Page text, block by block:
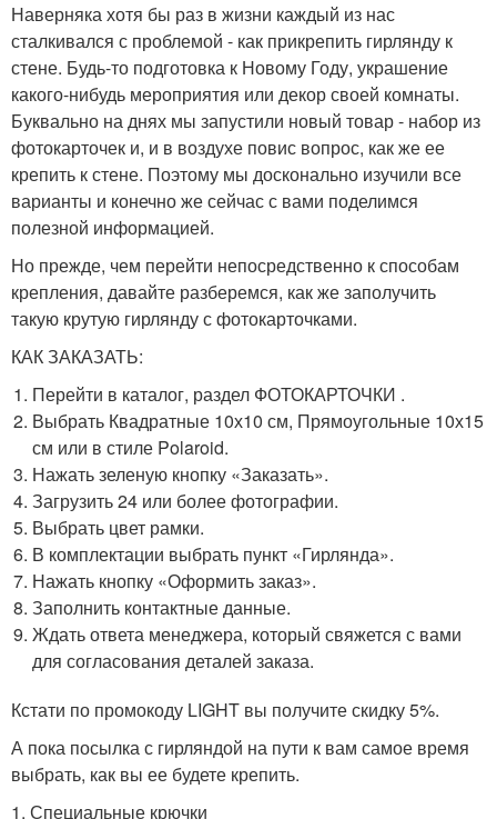
Наверняка хотя бы раз в жизни каждый из нас
сталкивался с проблемой - как прикрепить гирлянду к
стене. Будь-то подготовка к Новому Году, украшение
какого-нибудь мероприятия или декор своей комнаты.
Буквально на днях мы запустили новый товар - набор из
фотокарточек и, и в воздухе повис вопрос, как же ее
крепить к стене. Поэтому мы досконально изучили все
варианты и конечно же сейчас с вами поделимся
полезной информацией.
Но прежде, чем перейти непосредственно к способам
крепления, давайте разберемся, как же заполучить
такую крутую гирлянду с фотокарточками.
КАК ЗАКАЗАТЬ:
Перейти в каталог, раздел ФОТОКАРТОЧКИ .
Выбрать Квадратные 10х10 см, Прямоугольные 10х15
см или в стиле Polaroid.
Нажать зеленую кнопку «Заказать».
Загрузить 24 или более фотографии.
Выбрать цвет рамки.
В комплектации выбрать пункт «Гирлянда».
Нажать кнопку «Оформить заказ».
Заполнить контактные данные.
Ждать ответа менеджера, который свяжется с вами
для согласования деталей заказа.
Кстати по промокоду LIGHT вы получите скидку 5%.
А пока посылка с гирляндой на пути к вам самое время
выбрать, как вы ее будете крепить.
1. Специальные крючки